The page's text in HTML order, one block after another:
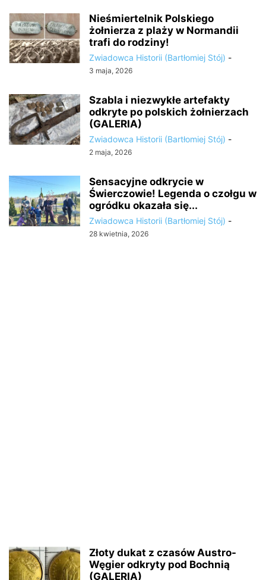
Nieśmiertelnik Polskiego
żołnierza z plaży w Normandii
trafi do rodziny!
Zwiadowca Historii (Bartłomiej Stój) -
3 maja, 2026
Szabla i niezwykłe artefakty
odkryte po polskich żołnierzach
(GALERIA)
Zwiadowca Historii (Bartłomiej Stój) -
2 maja, 2026
Sensacyjne odkrycie w
Świerczowie! Legenda o czołgu w
ogródku okazała się...
Zwiadowca Historii (Bartłomiej Stój) -
28 kwietnia, 2026
Złoty dukat z czasów Austro-
Węgier odkryty pod Bochnią
(GALERIA)